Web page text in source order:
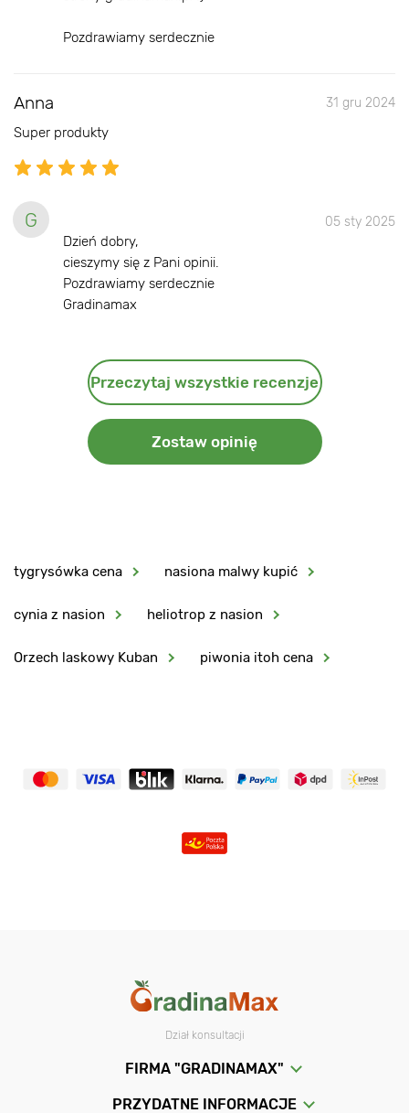
Pozdrawiamy serdecznie
Anna 31 gru 2024
Super produkty
G 05 sty 2025
Dzień dobry,
cieszymy się z Pani opinii.
Pozdrawiamy serdecznie
Gradinamax
Przeczytaj wszystkie recenzje
Zostaw opinię
tygrysówka cena nasiona malwy kupić
cynia z nasion heliotrop z nasion
Orzech laskowy Kuban piwonia itoh cena
Dział konsultacji
FIRMA "GRADINAMAX"
PRZYDATNE INFORMACJE